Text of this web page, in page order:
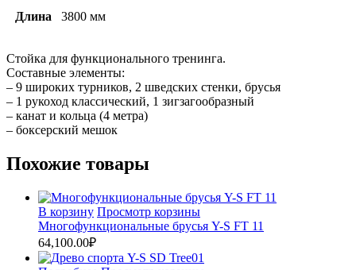
Длина 3800 мм
Стойка для функционального тренинга.
Составные элементы:
– 9 широких турников, 2 шведских стенки, брусья
– 1 рукоход классический, 1 зигзагообразный
– канат и кольца (4 метра)
– боксерский мешок
Похожие товары
В корзину Просмотр корзины
Многофункциональные брусья Y-S FT 11
64,100.00₽